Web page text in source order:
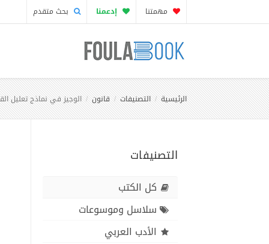
مهمتنا إدعمنا بحث متقدم
الرئيسية التصنيفات قانون الوجيز في نماذج تعليل
التصنيفات
كل الكتب
سلاسل وموسوعات
الأدب العربي